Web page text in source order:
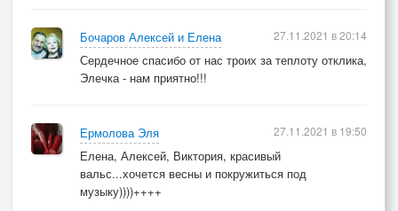
В сказке таю, улетая,
Нас весна с тобой свела,
Бочаров Алексей и Елена
Сердечное спасибо от нас троих за теплоту отклика,
Элечка - нам приятно!!!
27.11.2021 в 20:14
Ермолова Эля
Елена, Алексей, Виктория, красивый
вальс...хочется весны и покружиться под
музыку))))++++
27.11.2021 в 19:50